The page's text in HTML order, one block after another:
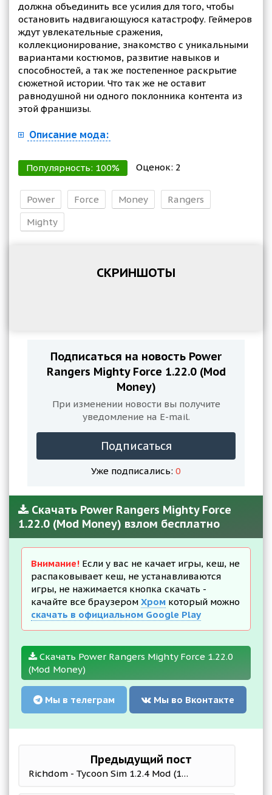
должна объединить все усилия для того, чтобы
остановить надвигающуюся катастрофу. Геймеров
ждут увлекательные сражения,
коллекционирование, знакомство с уникальными
вариантами костюмов, развитие навыков и
способностей, а так же постепенное раскрытие
сюжетной истории. Что так же не оставит
равнодушной ни одного поклонника контента из
этой франшизы.
Описание мода:
Популярность: 100% Оценок: 2
Power Force Money
Rangers
Mighty
СКРИНШОТЫ
Подписаться на новость Power
Rangers Mighty Force 1.22.0 (Mod
Money)
При изменении новости вы получите
уведомление на E-mail.
Подписаться
Уже подписались: 0
Скачать Power Rangers Mighty Force
1.22.0 (Mod Money) взлом бесплатно
Внимание! Если у вас не качает игры, кеш, не
распаковывает кеш, не устанавливаются
игры, не нажимается кнопка скачать -
качайте все браузером Хром который можно
скачать в официальном Google Play
Скачать Power Rangers Mighty Force 1.22.0
(Mod Money)
Мы в телеграм Мы во Вконтакте
Предыдущий пост
Richdom - Tycoon Sim 1.2.4 Mod (10x GLOBAL SPEED)